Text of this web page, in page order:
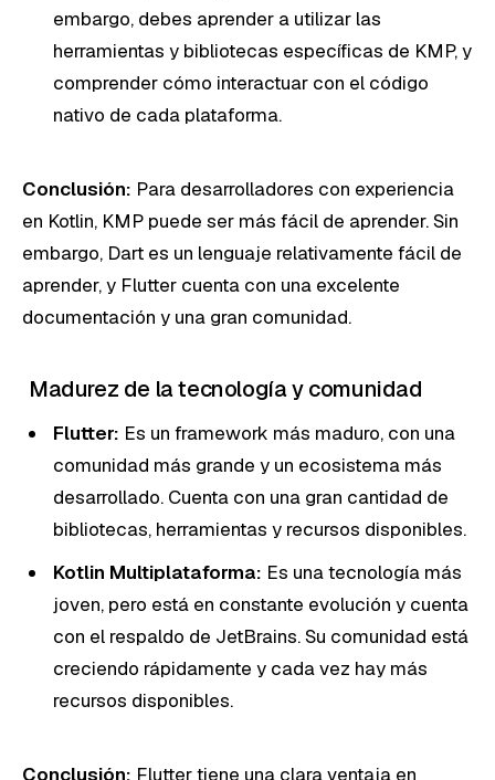
embargo, debes aprender a utilizar las
herramientas y bibliotecas específicas de KMP, y
comprender cómo interactuar con el código
nativo de cada plataforma.
Conclusión: Para desarrolladores con experiencia
en Kotlin, KMP puede ser más fácil de aprender. Sin
embargo, Dart es un lenguaje relativamente fácil de
aprender, y Flutter cuenta con una excelente
documentación y una gran comunidad.
Madurez de la tecnología y comunidad
Flutter: Es un framework más maduro, con una
comunidad más grande y un ecosistema más
desarrollado. Cuenta con una gran cantidad de
bibliotecas, herramientas y recursos disponibles.
Kotlin Multiplataforma: Es una tecnología más
joven, pero está en constante evolución y cuenta
con el respaldo de JetBrains. Su comunidad está
creciendo rápidamente y cada vez hay más
recursos disponibles.
Conclusión: Flutter tiene una clara ventaja en